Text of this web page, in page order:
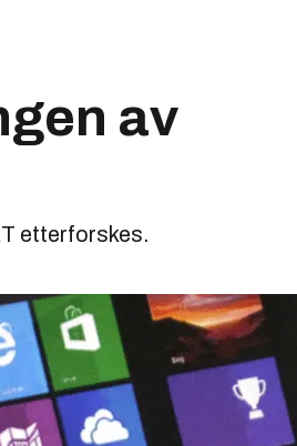
av
etterforskes.